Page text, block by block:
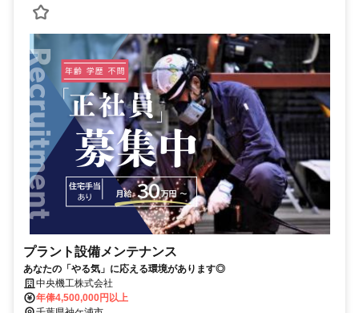
プラント設備メンテナンス
あなたの「やる気」に応える環境があります◎
中央機工株式会社
年俸4,500,000円以上